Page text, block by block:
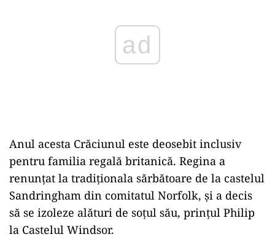
ad
Anul acesta Crăciunul este deosebit inclusiv
pentru familia regală britanică. Regina a
renunțat la tradiționala sărbătoare de la castelul
Sandringham din comitatul Norfolk, și a decis
să se izoleze alături de soțul său, prințul Philip
la Castelul Windsor.